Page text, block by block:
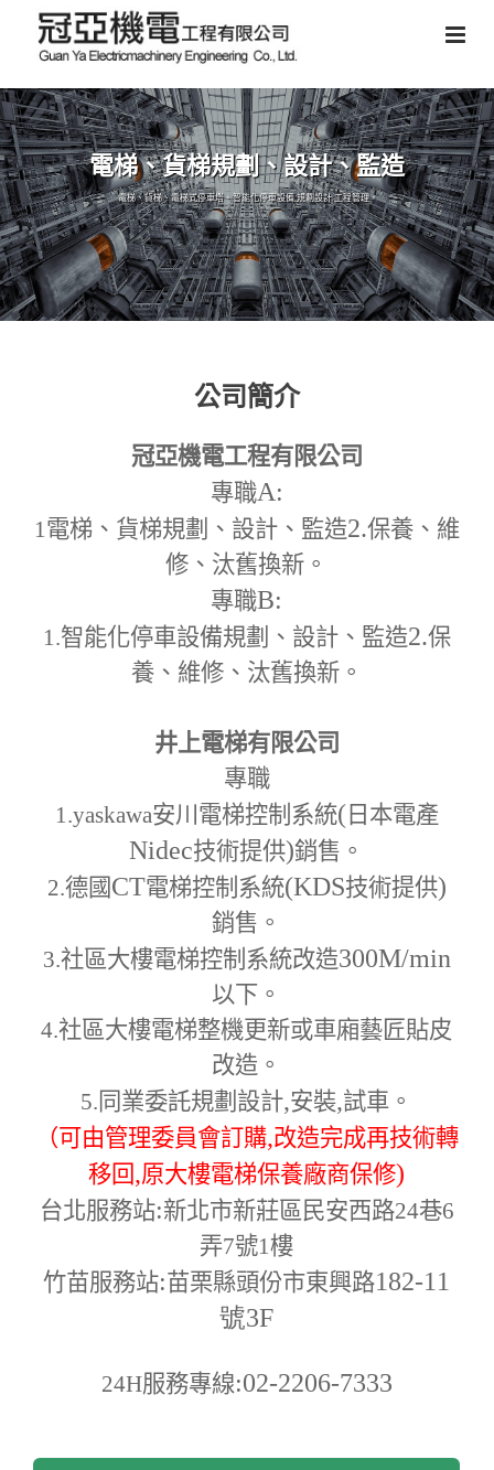
電梯、貨梯規劃、設計、監造
電梯、貨梯、電梯式停車塔、智能化停車設備,規劃設計,工程管理。
公司簡介
冠亞機電工程有限公司
專職A:
1電梯、貨梯規劃、設計、監造2.保養、維
修、汰舊換新。
專職B:
1.智能化停車設備規劃、設計、監造2.保
養、維修、汰舊換新。
井上電梯有限公司
專職
1.yaskawa安川電梯控制系統( 日本電產
Nidec技術提供)銷售。
2.德國 CT電梯控制系統(KDS技術提供)
銷售。
3.社區大樓電梯控制系統改造300M/min
以下。
4.社區大樓電梯整機更新或車廂藝匠貼皮
改造。
5. 同業委託規劃設計,安裝,試車。
（可由管理委員會訂購,改造完成再技術轉
移回,原大樓電梯保養廠商保修)
台北服務站:新北市新莊區民安西路24巷6
弄7號1樓
竹苗服務站:苗栗縣頭份市東興路182-11
號3F
24H服務專線:02-2206-7333